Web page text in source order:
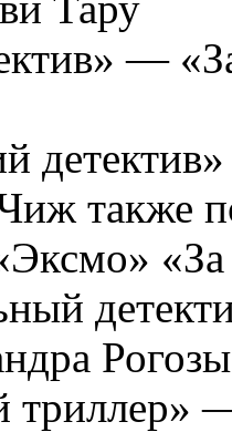
—
также
Рогозы
триллер»